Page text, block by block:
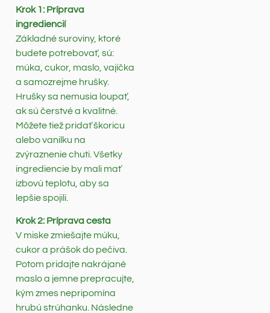
Krok 1: Príprava
ingrediencií
Základné suroviny, ktoré
budete potrebovať, sú:
múka, cukor, maslo, vajíčka
a samozrejme hrušky.
Hrušky sa nemusia loupať,
ak sú čerstvé a kvalitné.
Môžete tiež pridať škoricu
alebo vanilku na
zvýraznenie chuti. Všetky
ingrediencie by mali mať
izbovú teplotu, aby sa
lepšie spojili.
Krok 2: Príprava cesta
V miske zmiešajte múku,
cukor a prášok do pečiva.
Potom pridajte nakrájané
maslo a jemne prepracujte,
kým zmes nepripomína
hrubú strúhanku. Následne